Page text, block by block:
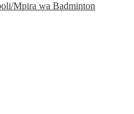
Mpira wa Badminton